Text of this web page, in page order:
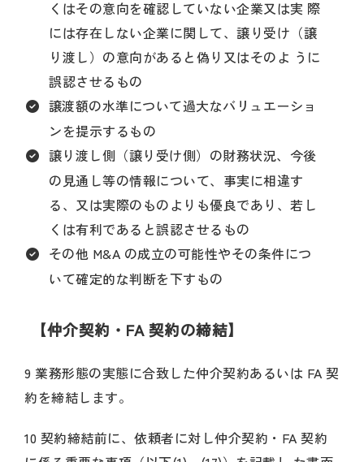
くはその意向を確認していない企業又は実 際
には存在しない企業に関して、譲り受け（譲
り渡し）の意向があると偽り又はそのよ うに
誤認させるもの
譲渡額の水準について過大なバリュエーショ
ンを提示するもの
譲り渡し側（譲り受け側）の財務状況、今後
の見通し等の情報について、事実に相違す
る、又は実際のものよりも優良であり、若し
くは有利であると誤認させるもの
その他 M&A の成立の可能性やその条件につ
いて確定的な判断を下すもの
【仲介契約・FA 契約の締結】
9 業務形態の実態に合致した仲介契約あるいは FA 契
約を締結します。
10 契約締結前に、依頼者に対し仲介契約・FA 契約